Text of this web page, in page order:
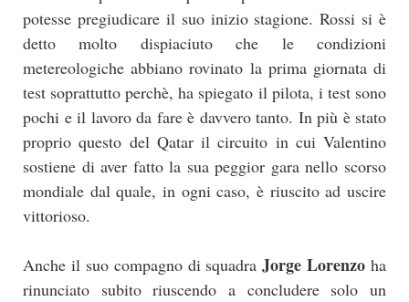
potesse pregiudicare il suo inizio stagione. Rossi si è
detto molto dispiaciuto che le condizioni
metereologiche abbiano rovinato la prima giornata di
test soprattutto perchè, ha spiegato il pilota, i test sono
pochi e il lavoro da fare è davvero tanto. In più è stato
proprio questo del Qatar il circuito in cui Valentino
sostiene di aver fatto la sua peggior gara nello scorso
mondiale dal quale, in ogni caso, è riuscito ad uscire
vittorioso.
Anche il suo compagno di squadraJorge Lorenzo ha
rinunciato subito riuscendo a concludere solo un